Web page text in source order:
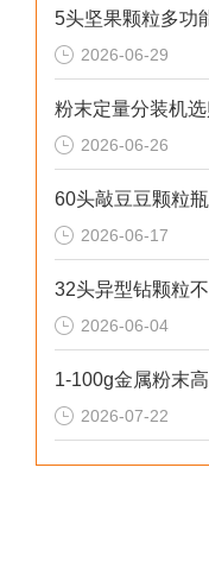
2026-06-29
2026-06-26
2026-06-17
2026-06-04
1-100g金属粉末
2026-07-22